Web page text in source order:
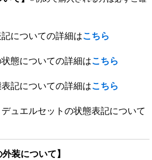
についての詳細はこちら
態についての詳細はこちら
記についての詳細はこちら
ュエルセットの状態表記について
装について】